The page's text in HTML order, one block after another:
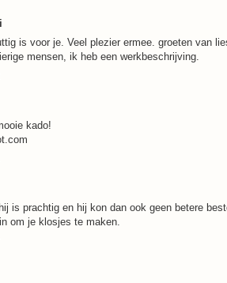
is voor je. Veel plezier ermee. groeten van
mensen, ik heb een werkbeschrijving.
kado!
is prachtig en hij kon dan ook geen betere
om je klosjes te maken.